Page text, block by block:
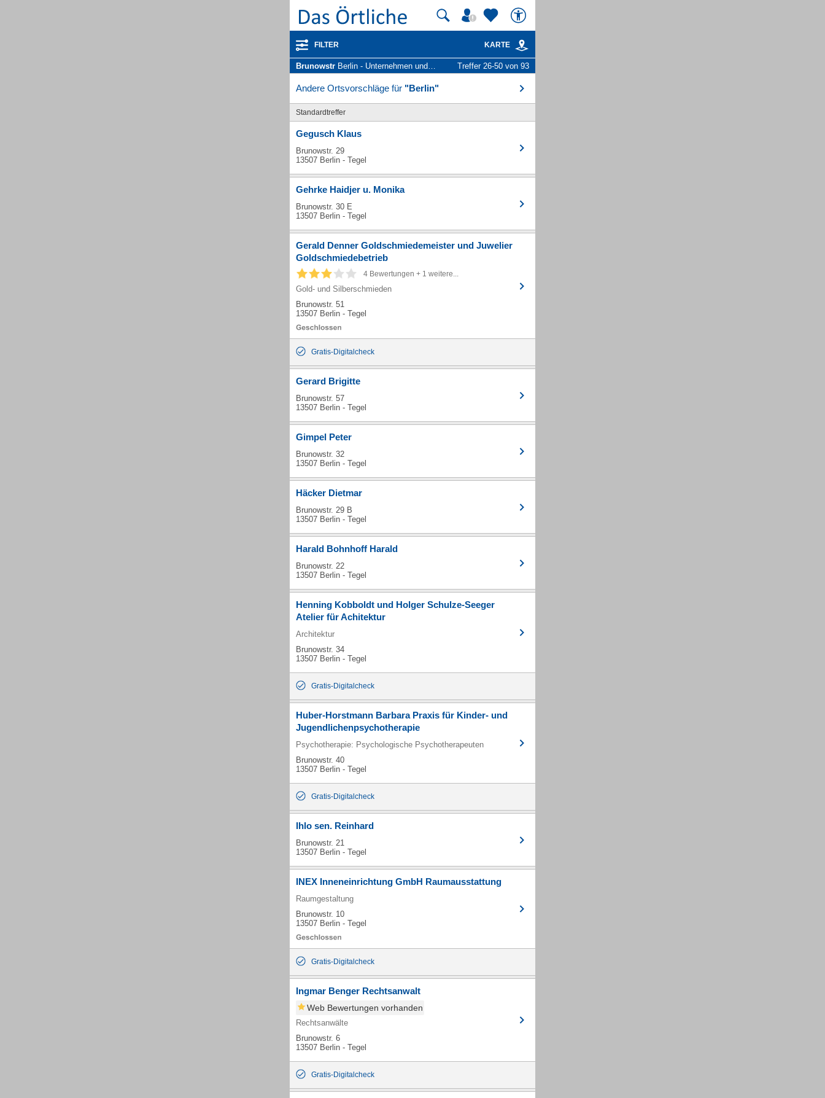
FILTER KARTE
Brunowstr Berlin - Unternehmen und Personen Treffer 26-50 von 93
Andere Ortsvorschläge für "Berlin"
Standardtreffer
Gegusch Klaus
Brunowstr. 29
13507 Berlin - Tegel
Gehrke Haidjer u. Monika
Brunowstr. 30 E
13507 Berlin - Tegel
Gerald Denner Goldschmiedemeister und Juwelier
Goldschmiedebetrieb
4 Bewertungen + 1 weitere...
Gold- und Silberschmieden
Brunowstr. 51
13507 Berlin - Tegel
Gratis-Digitalcheck
Gerard Brigitte
Brunowstr. 57
13507 Berlin - Tegel
Gimpel Peter
Brunowstr. 32
13507 Berlin - Tegel
Häcker Dietmar
Brunowstr. 29 B
13507 Berlin - Tegel
Harald Bohnhoff Harald
Brunowstr. 22
13507 Berlin - Tegel
Henning Kobboldt und Holger Schulze-Seeger
Atelier für Achitektur
Architektur
Brunowstr. 34
13507 Berlin - Tegel
Gratis-Digitalcheck
Huber-Horstmann Barbara Praxis für Kinder- und
Jugendlichenpsychotherapie
Psychotherapie: Psychologische Psychotherapeuten
Brunowstr. 40
13507 Berlin - Tegel
Gratis-Digitalcheck
Ihlo sen. Reinhard
Brunowstr. 21
13507 Berlin - Tegel
INEX Inneneinrichtung GmbH Raumausstattung
Raumgestaltung
Brunowstr. 10
13507 Berlin - Tegel
Gratis-Digitalcheck
Ingmar Benger Rechtsanwalt
Web Bewertungen vorhanden
Rechtsanwälte
Brunowstr. 6
13507 Berlin - Tegel
Gratis-Digitalcheck